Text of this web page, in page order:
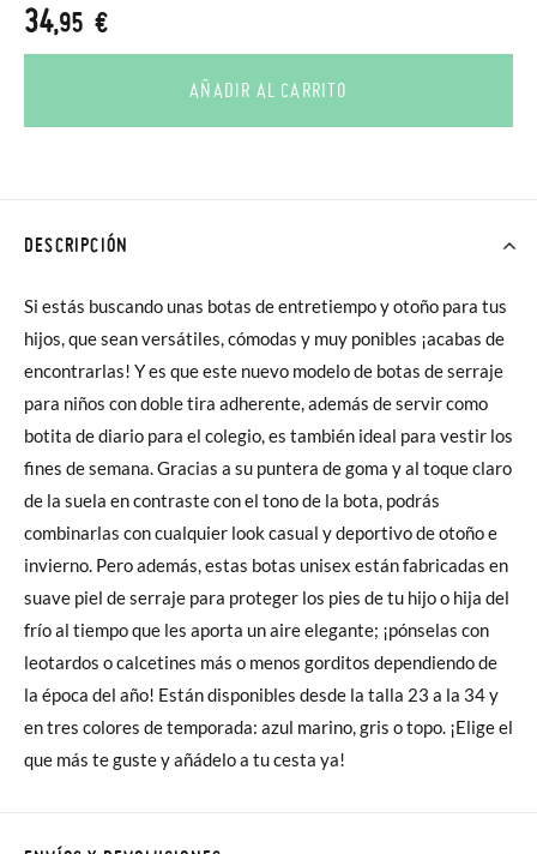
34,95 €
AÑADIR AL CARRITO
DESCRIPCIÓN
Si estás buscando unas botas de entretiempo y otoño para tus
hijos, que sean versátiles, cómodas y muy ponibles ¡acabas de
encontrarlas! Y es que este nuevo modelo de botas de serraje
para niños con doble tira adherente, además de servir como
botita de diario para el colegio, es también ideal para vestir los
fines de semana. Gracias a su puntera de goma y al toque claro
de la suela en contraste con el tono de la bota, podrás
combinarlas con cualquier look casual y deportivo de otoño e
invierno. Pero además, estas botas unisex están fabricadas en
suave piel de serraje para proteger los pies de tu hijo o hija del
frío al tiempo que les aporta un aire elegante; ¡pónselas con
leotardos o calcetines más o menos gorditos dependiendo de
la época del año! Están disponibles desde la talla 23 a la 34 y
en tres colores de temporada: azul marino, gris o topo. ¡Elige el
que más te guste y añádelo a tu cesta ya!